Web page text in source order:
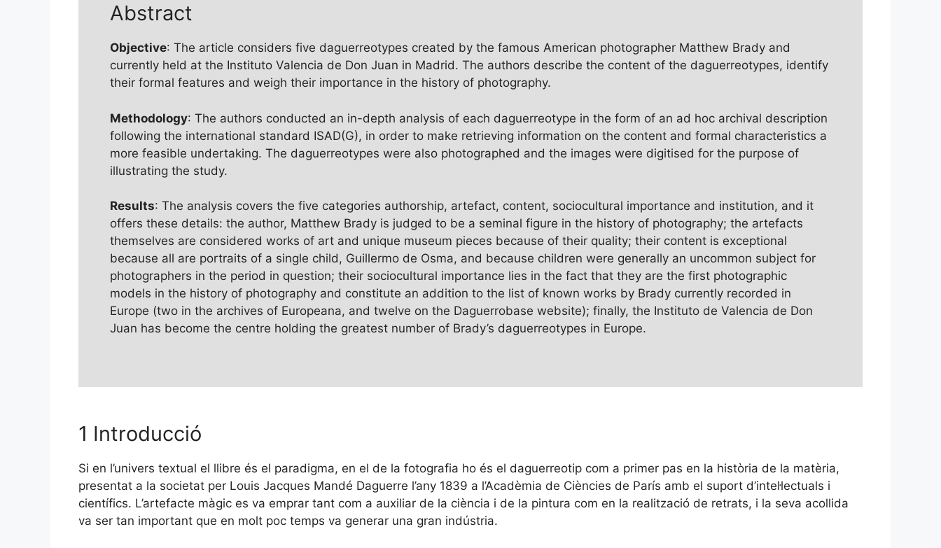
Abstract
Objective: The article considers five daguerreotypes created by the famous American photographer Matthew Brady and
currently held at the Instituto Valencia de Don Juan in Madrid. The authors describe the content of the daguerreotypes, identify
their formal features and weigh their importance in the history of photography.
Methodology: The authors conducted an in-depth analysis of each daguerreotype in the form of an ad hoc archival description
following the international standard ISAD(G), in order to make retrieving information on the content and formal characteristics a
more feasible undertaking. The daguerreotypes were also photographed and the images were digitised for the purpose of
illustrating the study.
Results: The analysis covers the five categories authorship, artefact, content, sociocultural importance and institution, and it
offers these details: the author, Matthew Brady is judged to be a seminal figure in the history of photography; the artefacts
themselves are considered works of art and unique museum pieces because of their quality; their content is exceptional
because all are portraits of a single child, Guillermo de Osma, and because children were generally an uncommon subject for
photographers in the period in question; their sociocultural importance lies in the fact that they are the first photographic
models in the history of photography and constitute an addition to the list of known works by Brady currently recorded in
Europe (two in the archives of Europeana, and twelve on the Daguerrobase website); finally, the Instituto de Valencia de Don
Juan has become the centre holding the greatest number of Brady’s daguerreotypes in Europe.
1 Introducció
Si en l’univers textual el llibre és el paradigma, en el de la fotografia ho és el daguerreotip com a primer pas en la història de la matèria,
presentat a la societat per Louis Jacques Mandé Daguerre l’any 1839 a l’Acadèmia de Ciències de París amb el suport d’intel·lectuals i
científics. L’artefacte màgic es va emprar tant com a auxiliar de la ciència i de la pintura com en la realització de retrats, i la seva acollida
va ser tan important que en molt poc temps va generar una gran indústria.